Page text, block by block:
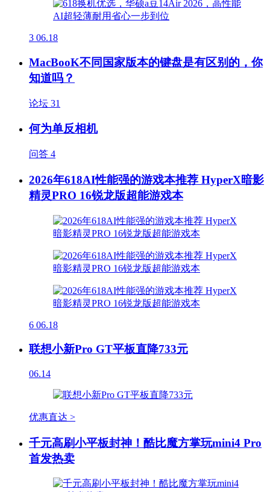
3 06.18
MacBooK不同国家版本的键盘是有区别的，你
知道吗？
论坛 31
何为单反相机
问答 4
2026年618AI性能强的游戏本推荐 HyperX暗影
精灵PRO 16锐龙版超能游戏本
6 06.18
联想小新Pro GT平板直降733元
06.14
优惠直达 >
千元高刷小平板封神！酷比魔方掌玩mini4 Pro
首发热卖